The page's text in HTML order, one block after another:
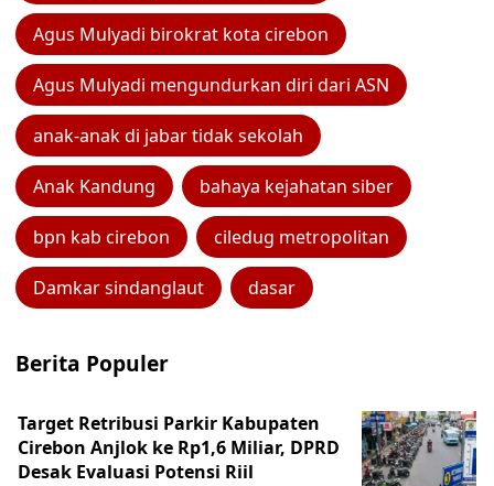
Agus Mulyadi birokrat kota cirebon
Agus Mulyadi mengundurkan diri dari ASN
anak-anak di jabar tidak sekolah
Anak Kandung bahaya kejahatan siber
bpn kab cirebon ciledug metropolitan
Damkar sindanglaut dasar
Berita Populer
Target Retribusi Parkir Kabupaten
Cirebon Anjlok ke Rp1,6 Miliar, DPRD
Desak Evaluasi Potensi Riil